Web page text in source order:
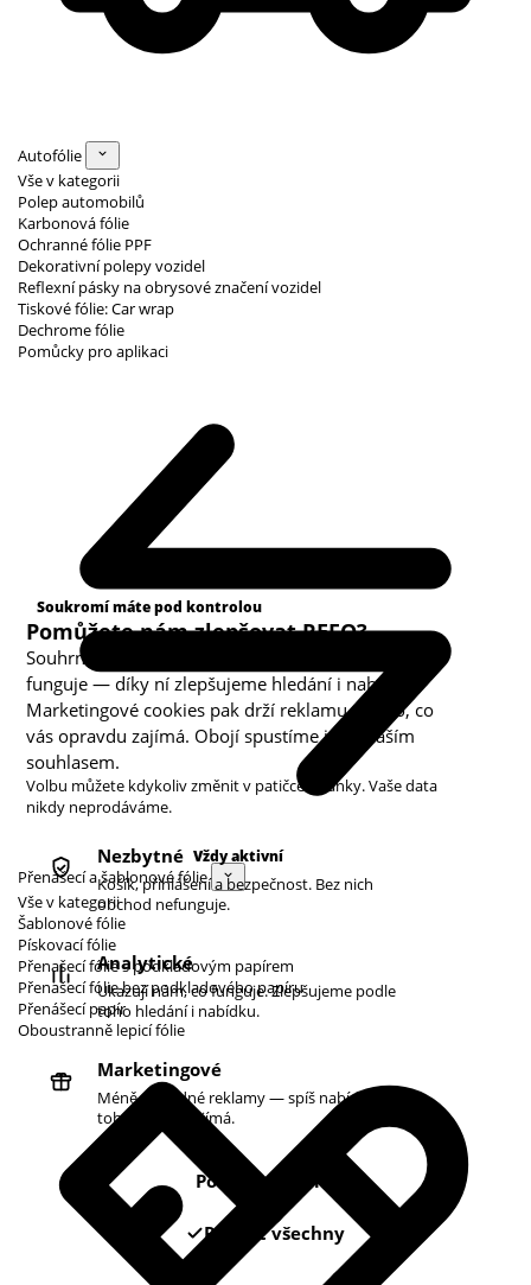
Autofólie
Vše v kategorii
Polep automobilů
Karbonová fólie
Ochranné fólie PPF
Dekorativní polepy vozidel
Reflexní pásky na obrysové značení vozidel
Tiskové fólie: Car wrap
Dechrome fólie
Pomůcky pro aplikaci
Přenášecí a šablonové fólie
Vše v kategorii
Šablonové fólie
Pískovací fólie
Přenašecí fólie s podkladovým papírem
Přenašecí fólie bez podkladového papíru
Přenášecí papír
Oboustranně lepicí fólie
Soukromí máte pod kontrolou
Pomůžete nám zlepšovat REFO?
Souhrnná analytika nám ukazuje, co v obchodě
funguje — díky ní zlepšujeme hledání i nabídku.
Marketingové cookies pak drží reklamu u toho, co
vás opravdu zajímá. Obojí spustíme jen s vaším
souhlasem.
Volbu můžete kdykoliv změnit v patičce stránky. Vaše data
nikdy neprodáváme.
Kategorie cookies
Nezbytné Vždy aktivní
Košík, přihlášení a bezpečnost. Bez nich
obchod nefunguje.
Analytické
Ukazují nám, co funguje. Zlepšujeme podle
toho hledání i nabídku.
Marketingové
Méně náhodné reklamy — spíš nabídky podle
toho, co vás zajímá.
Pouze nezbytné
Povolit všechny